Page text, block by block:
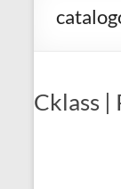
las
Cklass |